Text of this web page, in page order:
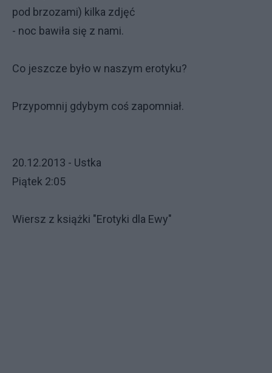
pod brzozami) kilka zdjęć
- noc bawiła się z nami.
Co jeszcze było w naszym erotyku?
Przypomnij gdybym coś zapomniał.
20.12.2013 - Ustka
Piątek 2:05
Wiersz z książki "Erotyki dla Ewy"